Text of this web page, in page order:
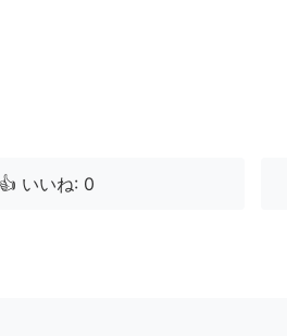
👍 いいね: 0